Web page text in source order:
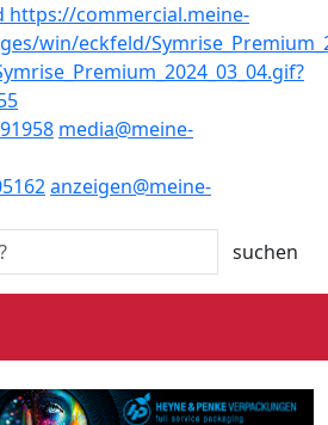
media@meine-
anzeigen@meine-